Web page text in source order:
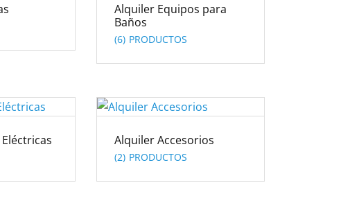
Alquiler Equipos para
Baños
(6)
Alquiler Accesorios
(2)